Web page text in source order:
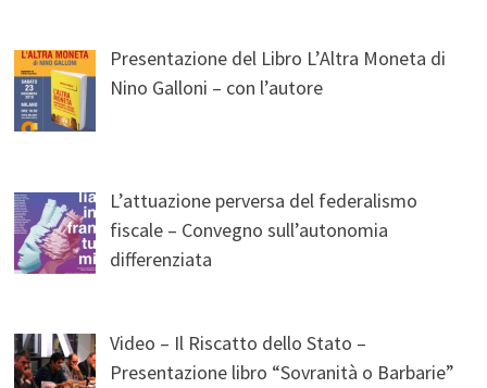
Presentazione del Libro L’Altra Moneta di
Nino Galloni – con l’autore
L’attuazione perversa del federalismo
fiscale – Convegno sull’autonomia
differenziata
Video – Il Riscatto dello Stato –
Presentazione libro “Sovranità o Barbarie”